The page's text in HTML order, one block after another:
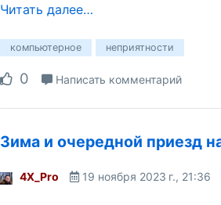
Читать далее…
компьютерное неприятности
0 Написать комментарий
Зима и очередной приезд
4X_Pro 19 ноября 2023 г., 21:36